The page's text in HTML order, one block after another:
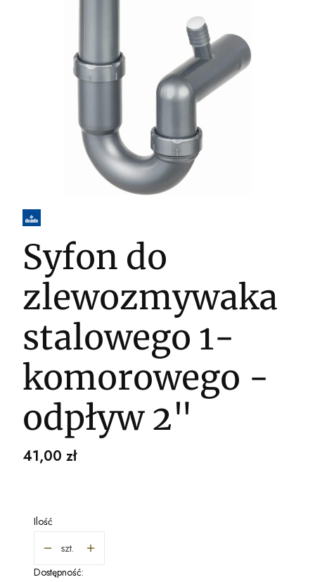
Syfon do
zlewozmywaka
stalowego 1-
komorowego -
odpływ 2"
Cena
41,00 zł
Ilość
szt.
Dostępność: